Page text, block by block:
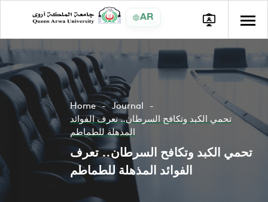
AR
Home
Journal
تحمي الكبد وتكافح السرطان.. تعرف الفوائد
المذهلة للطماطم
تحمي الكبد وتكافح السرطان.. تعرف
الفوائد المذهلة للطماطم